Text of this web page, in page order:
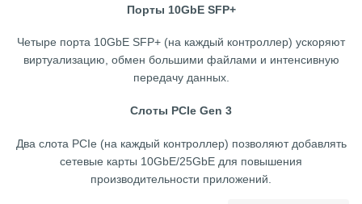
Порты 10GbE SFP+
Четыре порта 10GbE SFP+ (на каждый контроллер) ускоряют
виртуализацию, обмен большими файлами и интенсивную
передачу данных.
Слоты PCIe Gen 3
Два слота PCIe (на каждый контроллер) позволяют добавлять
сетевые карты 10GbE/25GbE для повышения
производительности приложений.